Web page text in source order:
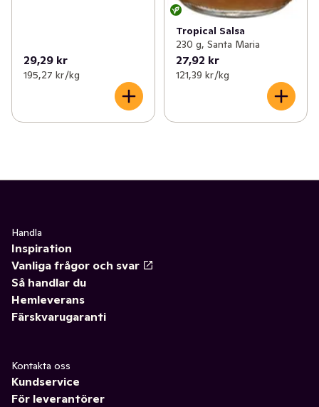
29,29 kr
195,27 kr /kg
Tropical Salsa
230 g, Santa Maria
27,92 kr
121,39 kr /kg
Handla
Inspiration
Vanliga frågor och svar
Så handlar du
Hemleverans
Färskvarugaranti
Kontakta oss
Kundservice
För leverantörer